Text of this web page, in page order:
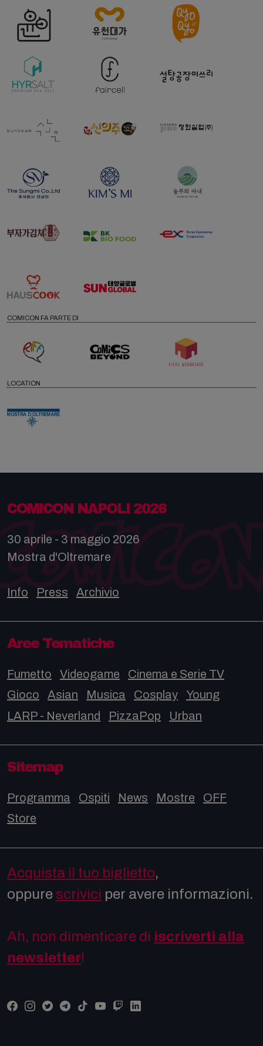
COMICON FA PARTE DI
LOCATION
COMICON NAPOLI 2026
30 aprile - 3 maggio 2026
Mostra d'Oltremare
Info Press Archivio
Aree Tematiche
Fumetto Videogame
Cinema e Serie TV
Gioco
Asian Musica Cosplay
Young
LARP - Neverland
PizzaPop Urban
Sitemap
Programma Ospiti News Mostre
OFF
Store
Acquista il tuo biglietto,
oppure scrivici per avere informazioni.
Ah, non dimenticare di iscriverti alla
newsletter!